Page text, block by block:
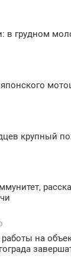
в грудном
крупный
на